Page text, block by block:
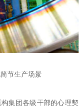
节生产场景
集团各级干部的心理契